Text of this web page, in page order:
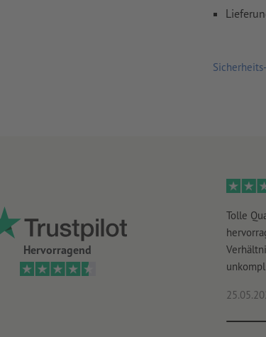
Inhalte
Hervorragend
Tolle